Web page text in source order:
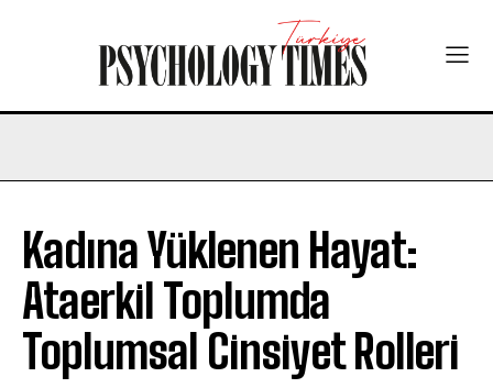
Kadına Yüklenen Hayat:
Ataerkil Toplumda
Toplumsal Cinsiyet Rolleri